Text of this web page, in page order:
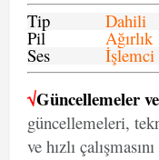
Tip
Dahili
Pil Ağırlık
Ses İşlemci
√Güncellemeler
güncellemeleri,
ve hızlı